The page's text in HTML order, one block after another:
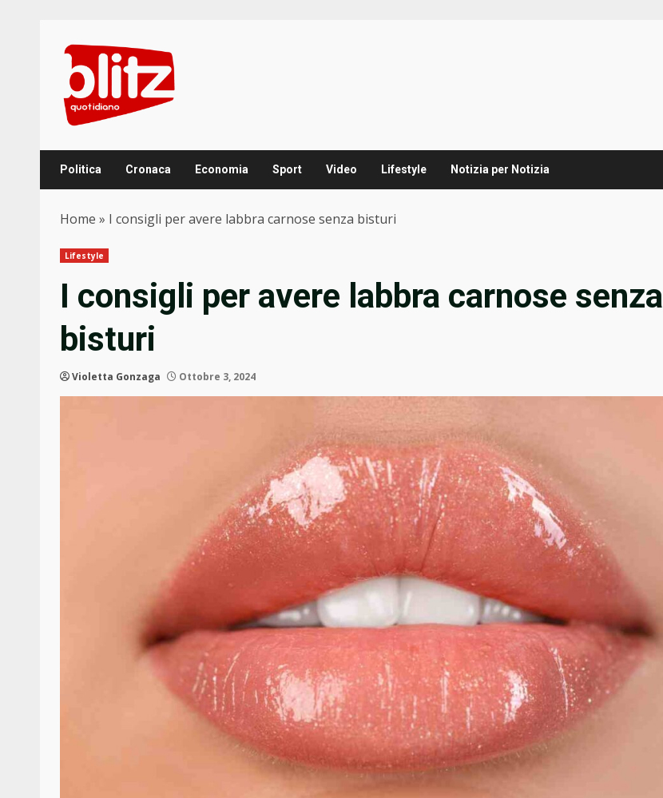
content
Politica Cronaca Economia Sport Video Lifestyle Notizia per Notizia
Home » I consigli per avere labbra carnose senza bisturi
Lifestyle
I consigli per avere labbra carnose senza
bisturi
Violetta Gonzaga Ottobre 3, 2024